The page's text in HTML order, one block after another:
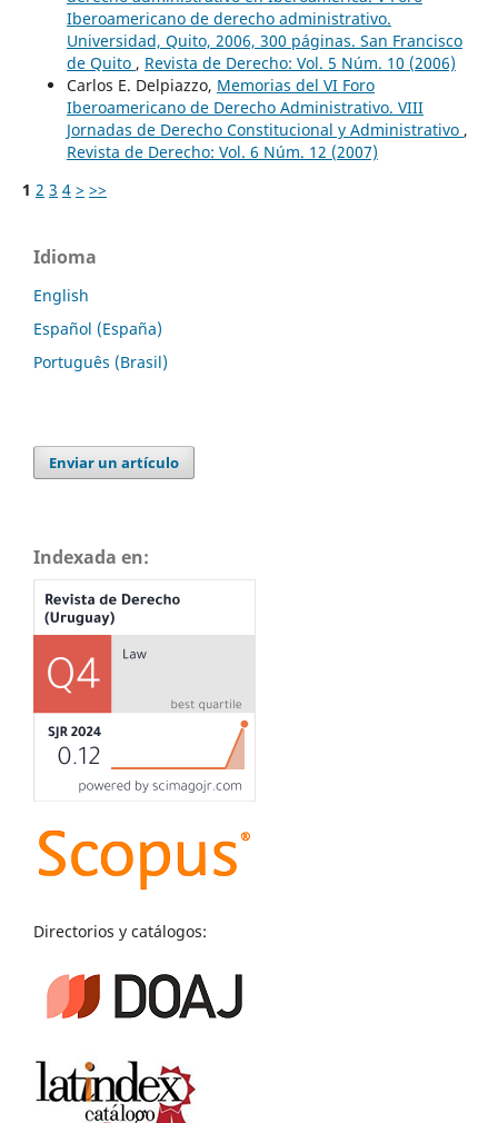
Iberoamericano de derecho administrativo.
Universidad, Quito, 2006, 300 páginas. San Francisco
de Quito , Revista de Derecho: Vol. 5 Núm. 10 (2006)
Carlos E. Delpiazzo, Memorias del VI Foro
Iberoamericano de Derecho Administrativo. VIII
Jornadas de Derecho Constitucional y Administrativo ,
Revista de Derecho: Vol. 6 Núm. 12 (2007)
1 2 3 4 > >>
Idioma
English
Español (España)
Português (Brasil)
Enviar un artículo
Indexada en:
Directorios y catálogos: